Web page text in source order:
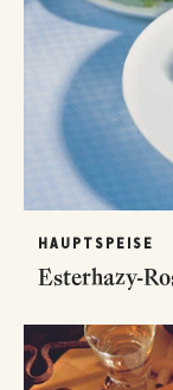
HAUPTSPEISE
Esterhazy-